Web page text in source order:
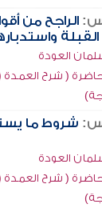
الراجح من
العودة
( شرح العمدة
شروط ما
العودة
( شرح العمدة